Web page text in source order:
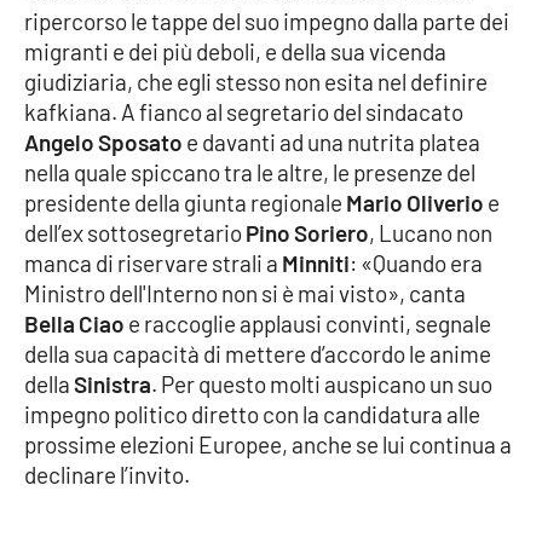
VIDEO
Ambiente
Cronaca
Cultura
Economia e Lavoro
Politica
Sanità
Società
ripercorso le tappe del suo impegno dalla parte dei
migranti e dei più deboli, e della sua vicenda
giudiziaria, che egli stesso non esita nel definire
kafkiana. A fianco al segretario del sindacato
Angelo Sposato e davanti ad una nutrita platea
nella quale spiccano tra le altre, le presenze del
presidente della giunta regionale Mario Oliverio e
dell’ex sottosegretarioPino Soriero, Lucano non
manca di riservare strali a Minniti: «Quando era
Ministro dell'Interno non si è mai visto», canta
Bella Ciao e raccoglie applausi convinti, segnale
della sua capacità di mettere d’accordo le anime
dellaSinistra. Per questo molti auspicano un suo
impegno politico diretto con la candidatura alle
prossime elezioni Europee, anche se lui continua a
declinare l’invito.